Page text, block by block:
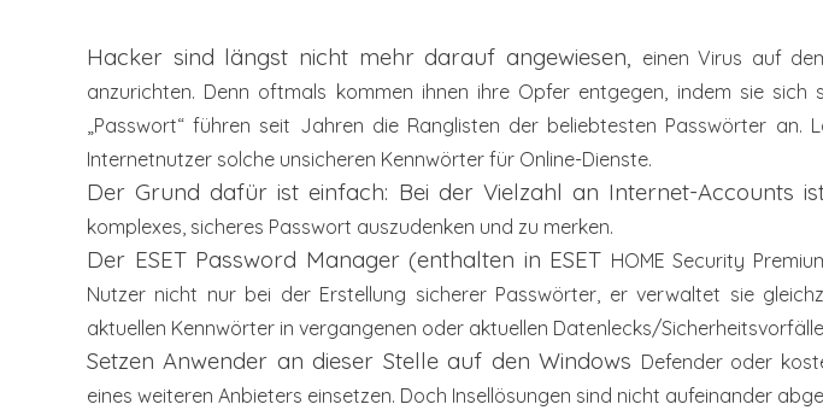
Hacker sind längst nicht mehr darauf angewiesen, einen Virus auf
anzurichten. Denn oftmals kommen ihnen ihre Opfer entgegen, indem sie sich
„Passwort“ führen seit Jahren die Ranglisten der beliebtesten Passwörter an.
Internetnutzer solche unsicheren Kennwörter für Online-Dienste.
Der Grund dafür ist einfach: Bei der Vielzahl an Internet-Accounts
komplexes, sicheres Passwort auszudenken und zu merken.
Der ESET Password Manager (enthalten in ESET HOME Security
Nutzer nicht nur bei der Erstellung sicherer Passwörter, er verwaltet sie
aktuellen Kennwörter in vergangenen oder aktuellen Datenlecks/
Setzen Anwender an dieser Stelle auf den Windows Defender oder
eines weiteren Anbieters einsetzen. Doch Insellösungen sind nicht aufeinander